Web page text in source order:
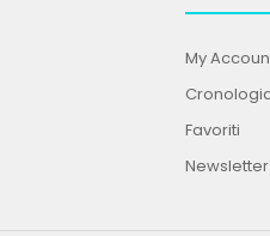
My
Favoriti
Newsletter